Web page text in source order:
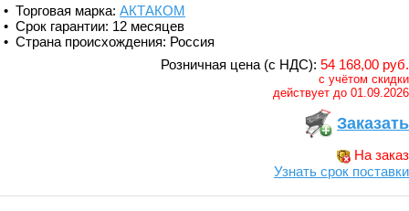
• Торговая марка: АКТАКОМ
• Срок гарантии: 12 месяцев
• Страна происхождения: Россия
Розничная цена (с НДС): 54 168,00 руб.
с учётом скидки
действует до 01.09.2026
Заказать
На заказ
Узнать срок поставки